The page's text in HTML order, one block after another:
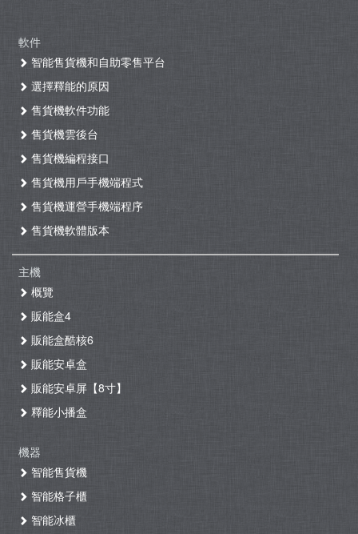
軟件
智能售貨機和自助零售平台
選擇釋能的原因
售貨機軟件功能
售貨機雲後台
售貨機編程接口
售貨機用戶手機端程式
售貨機運營手機端程序
售貨機軟體版本
主機
概覽
販能盒4
販能盒酷核6
販能安卓盒
販能安卓屏【8寸】
釋能小播盒
機器
智能售貨機
智能格子櫃
智能冰櫃